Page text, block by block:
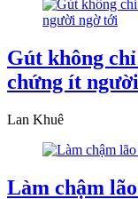
Gút không
chứng ít
Lan Khuê
Làm chậm